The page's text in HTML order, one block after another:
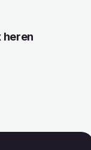
heren
was: €1.169,00.
is: €819,00.